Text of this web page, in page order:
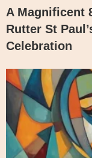
A Magnificent
Rutter St
Celebration